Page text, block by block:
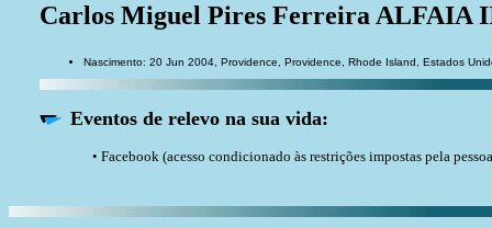
Carlos Miguel Pires Ferreira ALFAIA
Nascimento: 20 Jun 2004, Providence, Providence, Rhode Island, Estados
Eventos de relevo na sua vida:
• Facebook (acesso condicionado às restrições impostas pela